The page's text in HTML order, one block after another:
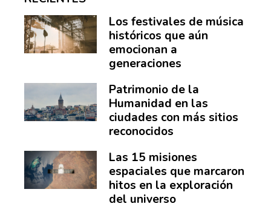
Los festivales de música
históricos que aún
emocionan a
generaciones
Patrimonio de la
Humanidad en las
ciudades con más sitios
reconocidos
Las 15 misiones
espaciales que marcaron
hitos en la exploración
del universo